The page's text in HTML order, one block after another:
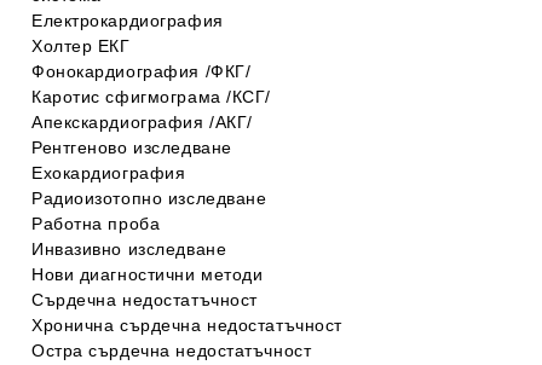
Електрокардиография
Холтер ЕКГ
Фонокардиография /ФКГ/
Каротис сфигмограма /КСГ/
Апекскардиография /АКГ/
Рентгеново изследване
Ехокардиография
Радиоизотопно изследване
Работна проба
Инвазивно изследване
Нови диагностични методи
Сърдечна недостатъчност
Хронична сърдечна недостатъчност
Остра сърдечна недостатъчност